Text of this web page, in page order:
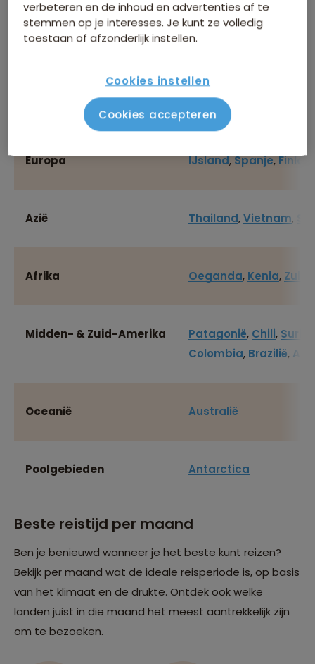
De landen hieronder zijn in januari goed te bereizen.
Staat jouw favoriete reisbestemming er niet tussen?
Beste bestemmingen in januari
Europa IJsland,Spanje,
Azië Thailand,Vietnam,
Afrika Oeganda, Kenia,
Midden- & Zuid-Amerika Patagonië, Chili,
Colombia, Brazilië,
Oceanië Australië
Poolgebieden Antarctica
Beste reistijd per maand
Ben je benieuwd wanneer je het beste kunt reizen?
Bekijk per maand wat de ideale reisperiode is, op basis
van het klimaat en de drukte. Ontdek ook welke
landen juist in die maand het meest aantrekkelijk zijn
om te bezoeken.
verbeteren en de inhoud en advertenties af te
stemmen op je interesses. Je kunt ze volledig
toestaan of afzonderlijk instellen.
Cookies instellen
Cookies accepteren